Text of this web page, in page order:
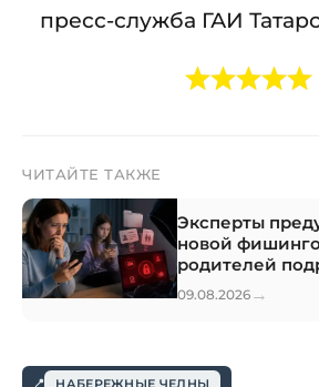
пресс-служба ГАИ
ЧИТАЙТЕ ТАКЖЕ
Эксперты
новой
родителей
09.08.2026 →
НАБЕРЕЖНЫЕ ЧЕЛНЫ